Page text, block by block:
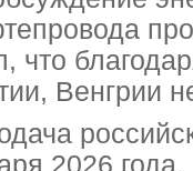
что
Венгрии
2026